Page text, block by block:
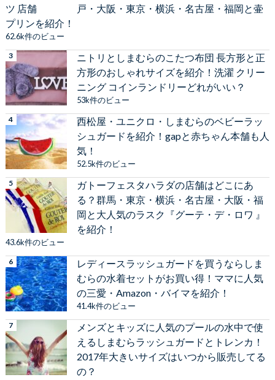
戸・大阪・東京・横浜・名古屋・福岡と壷
プリンを紹介！
62.6k件のビュー
ニトリとしまむらのこたつ布団 長方形と正
方形のおしゃれサイズを紹介！洗濯 クリー
ニング コインランドリーどれがいい？
53k件のビュー
西松屋・ユニクロ・しまむらのベビーラッ
シュガードを紹介！gapと赤ちゃん本舗も人
気！
52.5k件のビュー
ガトーフェスタハラダの店舗はどこにあ
る？群馬・東京・横浜・名古屋・大阪・福
岡と大人気のラスク『グーテ・デ・ロワ 』
を紹介！
43.6k件のビュー
レディースラッシュガードを買うならしま
むらの水着セットがお買い得！ママに人気
の三愛・Amazon・バイマを紹介！
41.4k件のビュー
メンズとキッズに人気のプールの水中で使
えるしまむらラッシュガードとトレンカ！
2017年大きいサイズはいつから販売してる
の？